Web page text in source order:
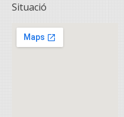
Situació